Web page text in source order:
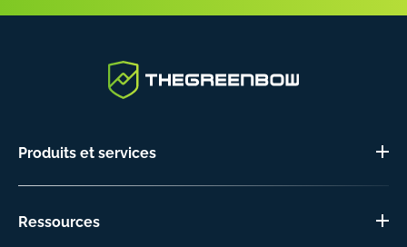
Produits et services
Ressources